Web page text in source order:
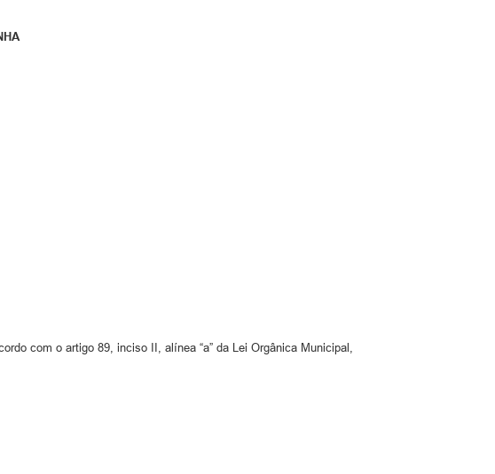
com o artigo 89, inciso II, alínea “a” da Lei Orgânica Municipal,